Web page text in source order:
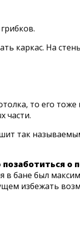
каркас. На
то его
части.
так
о
в бане был
избежать